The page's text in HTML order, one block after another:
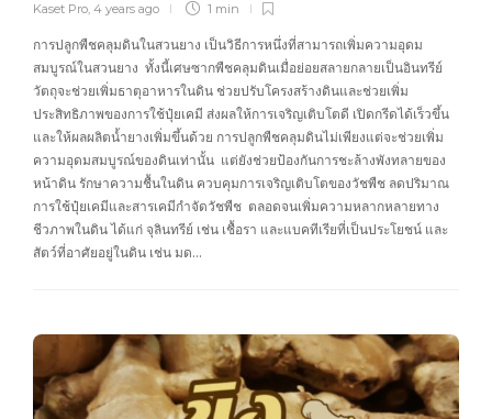
Kaset Pro, 4 years ago 1 min
การปลูกพืชคลุมดินในสวนยาง เป็นวิธีการหนึ่งที่สามารถเพิ่มความอุดม
สมบูรณ์ในสวนยาง ทั้งนี้เศษซากพืชคลุมดินเมื่อย่อยสลายกลายเป็นอินทรีย์
วัตถุจะช่วยเพิ่มธาตุอาหารในดิน ช่วยปรับโครงสร้างดินและช่วยเพิ่ม
ประสิทธิภาพของการใช้ปุ๋ยเคมี ส่งผลให้การเจริญเติบโตดี เปิดกรีดได้เร็วขึ้น
และให้ผลผลิตน้ำยางเพิ่มขึ้นด้วย การปลูกพืชคลุมดินไม่เพียงแต่จะช่วยเพิ่ม
ความอุดมสมบูรณ์ของดินเท่านั้น แต่ยังช่วยป้องกันการชะล้างพังทลายของ
หน้าดิน รักษาความชื้นในดิน ควบคุมการเจริญเติบโตของวัชพืช ลดปริมาณ
การใช้ปุ๋ยเคมีและสารเคมีกำจัดวัชพืช ตลอดจนเพิ่มความหลากหลายทาง
ชีวภาพในดิน ได้แก่ จุลินทรีย์ เช่น เชื้อรา และแบคทีเรียที่เป็นประโยชน์ และ
สัตว์ที่อาศัยอยู่ในดิน เช่น มด…